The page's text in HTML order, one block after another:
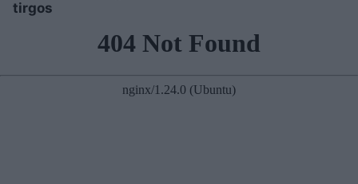
tirgos